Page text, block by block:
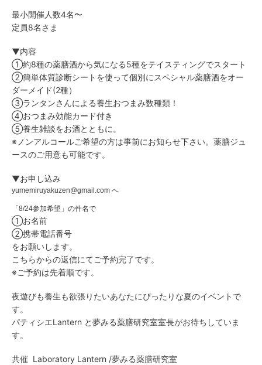
最小開催人数4名〜
定員8名さま
▼内容
①約8種の薬膳酒から気になる5種をテイスティングでスタート
②簡単体質診断シートを使って個別にスペシャル薬膳酒をオー
ダーメイド(2種）
③ランタンさんによる養生おつまみ数種類！
④おつまみ効能カード付き
⑤養生雑談をお酒とともに。
※ノンアルコールご希望の方は事前にお知らせ下さい。薬膳ジュ
ースのご用意も可能です。
▼お申し込み
yumemiruyakuzen@gmail.com へ
「8/24参加希望」の件名で
①お名前
②携帯電話番号
をお願いします。
こちらからの返信にてご予約完了です。
※ご予約は先着順です。
夜遊びも養生も欲張りたいあなたにぴったりな夏のイベントで
す。
パティシエLantern と夢みる薬膳研究室室長がお待ちしていま
す。
共催 Laboratory Lantern /夢みる薬膳研究室